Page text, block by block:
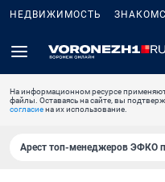
НЕДВИЖИМОСТЬ
На информационном ресурсе
файлы. Оставаясь на сайте, вы
согласиена их использование.
Арест топ-менеджеров ЭФКО